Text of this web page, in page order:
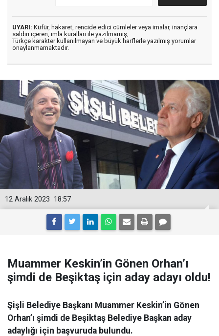
UYARI: Küfür, hakaret, rencide edici cümleler veya imalar, inançlara
saldırı içeren, imla kuralları ile yazılmamış,
Türkçe karakter kullanılmayan ve büyük harflerle yazılmış yorumlar
onaylanmamaktadır.
18:57
12 Aralık 2023
Muammer Keskin’in Gönen Orhan’ı
şimdi de Beşiktaş için aday adayı oldu!
Şişli Belediye Başkanı Muammer Keskin’in Gönen
Orhan’ı şimdi de Beşiktaş Belediye Başkan aday
adaylığı için başvuruda bulundu.